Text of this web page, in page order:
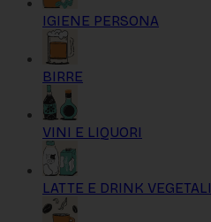
IGIENE PERSONA
BIRRE
VINI E LIQUORI
LATTE E DRINK VEGETALI